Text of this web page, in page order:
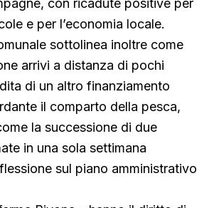
con ricadute positive per
e per l’economia locale.
sottolinea inoltre come
arrivi a distanza di pochi
di un altro finanziamento
il comparto della pesca,
la successione di due
in una sola settimana
sul piano amministrativo